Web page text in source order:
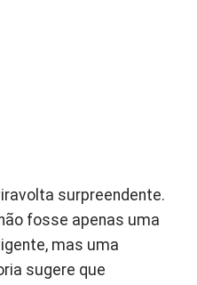
surpreendente.
fosse apenas uma
mas uma
sugere que